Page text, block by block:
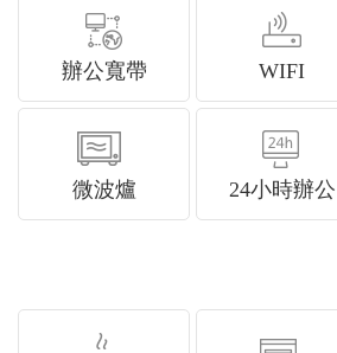
辦公寬帶 WIFI
微波爐 24小時辦公